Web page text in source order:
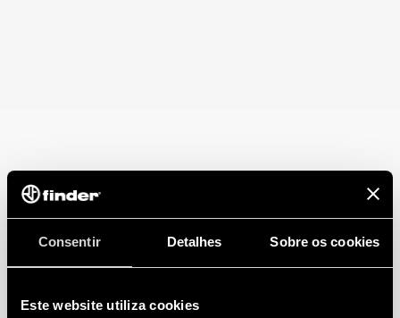
Consentir Detalhes Sobre os cookies
Este website utiliza cookies